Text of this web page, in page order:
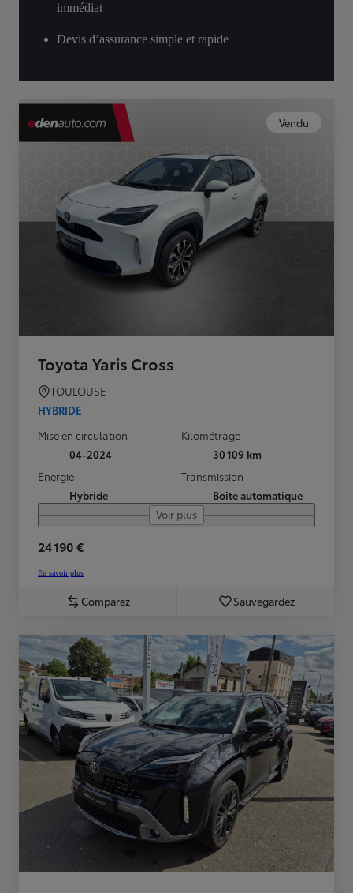
immédiat
Devis d’assurance simple et rapide
Vendu
Toyota Yaris Cross
TOULOUSE
HYBRIDE
Mise en circulation
04-2024
Kilométrage
30 109 km
Energie
Hybride
Transmission
Boîte automatique
Voir plus
24 190 €
En savoir plus
Comparez Sauvegardez